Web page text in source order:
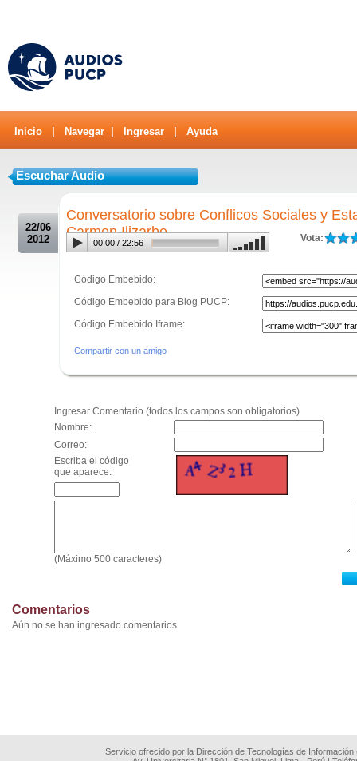
Inicio Navegar Ingresar Ayuda
Escuchar Audio
22/06
2012
Conversatorio sobre Conflicos Sociales y
Carmen Ilizarbe
Vota:
00:00 / 22:56
Código Embebido:
Código Embebido para Blog PUCP:
Código Embebido Iframe:
Compartir con un amigo
Ingresar Comentario (todos los campos son obligatorios)
Nombre:
Correo:
Escriba el código
que aparece:
(Máximo 500 caracteres)
Comentarios
Aún no se han ingresado comentarios
Servicio ofrecido por la Dirección de Tecnologías de